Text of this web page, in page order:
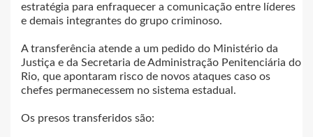
estratégia para enfraquecer a comunicação entre líderes
e demais integrantes do grupo criminoso.
A transferência atende a um pedido do Ministério da
Justiça e da Secretaria de Administração Penitenciária do
Rio, que apontaram risco de novos ataques caso os
chefes permanecessem no sistema estadual.
Os presos transferidos são: